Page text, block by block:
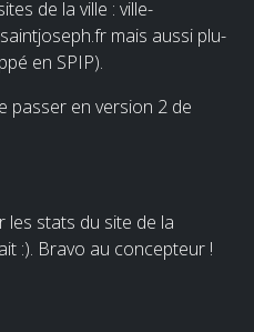
de la ville : ville-
mais aussi plu-
en SPIP).
passer en version 2 de
les stats du site de la
:). Bravo au concepteur !